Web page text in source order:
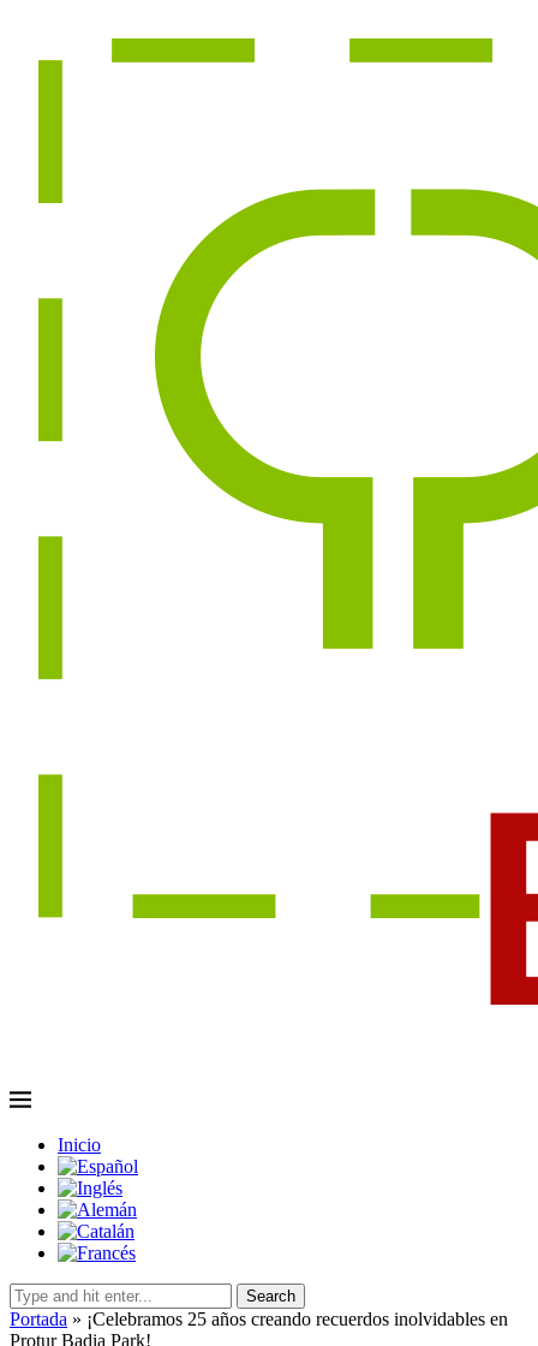
Inicio
Search
Portada » ¡Celebramos 25 años creando recuerdos inolvidables en
Protur Badia Park!